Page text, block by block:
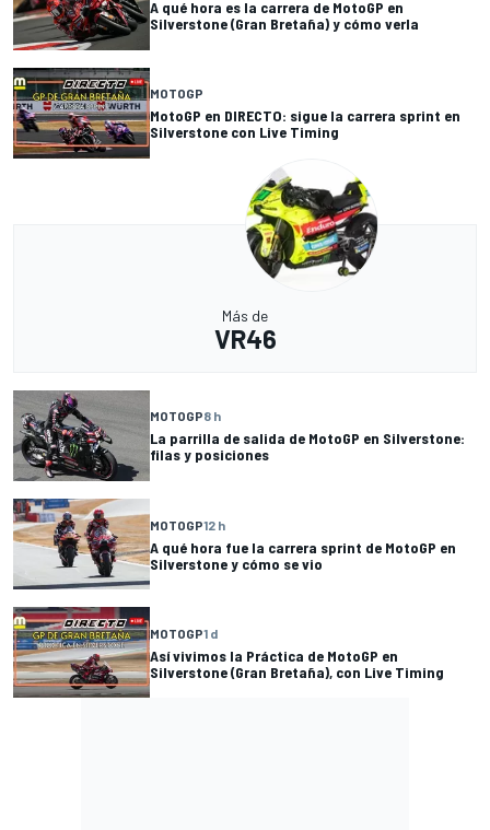
A qué hora es la carrera de MotoGP en
Silverstone (Gran Bretaña) y cómo verla
MOTOGP
MotoGP en DIRECTO: sigue la carrera sprint en
Silverstone con Live Timing
Más de
VR46
MOTOGP8 h
La parrilla de salida de MotoGP en Silverstone:
filas y posiciones
MOTOGP12 h
A qué hora fue la carrera sprint de MotoGP en
Silverstone y cómo se vio
MOTOGP1 d
Así vivimos la Práctica de MotoGP en
Silverstone (Gran Bretaña), con Live Timing